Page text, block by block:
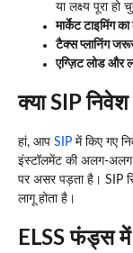
या लक्ष्य पूरा हो
मार्केट टाइमिंग
टैक्स प्लानिंग
एग्ज़िट लोड और
क्या SIP
हां, आप SIP में किए गए
इंस्टॉलमेंट की अलग-अलग
पर असर पड़ता है। SIP
लागू होता है।
ELSS फंड्स